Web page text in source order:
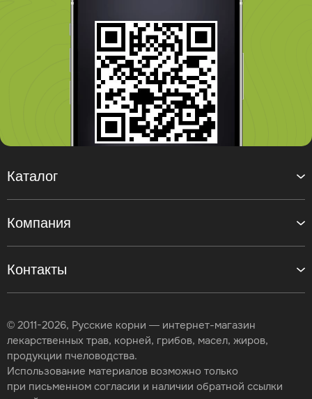
Контакты
Каталог
Компания
© 2011-2026, Русские корни — интернет-магазин
лекарственных трав, корней, грибов, масел, жиров,
продукции пчеловодства.
Использование материалов возможно только
при письменном согласии и наличии обратной ссылки